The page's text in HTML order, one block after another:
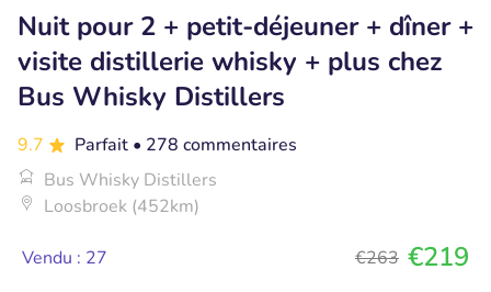
Nuit pour 2 + petit-déjeuner + dîner +
visite distillerie whisky + plus chez
Bus Whisky Distillers
9.7 Parfait • 278 commentaires
Bus Whisky Distillers
Loosbroek (452km)
Vendu : 27 €263 €219